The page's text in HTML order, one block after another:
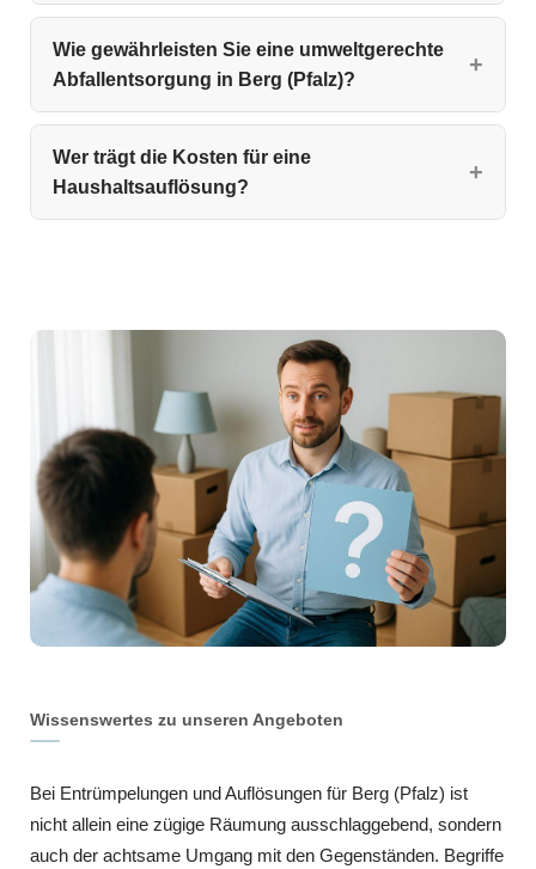
Wie gewährleisten Sie eine umweltgerechte
Abfallentsorgung in Berg (Pfalz)?
Wer trägt die Kosten für eine
Haushaltsauflösung?
Wissenswertes zu unseren Angeboten
Bei Entrümpelungen und Auflösungen für Berg (Pfalz) ist
nicht allein eine zügige Räumung ausschlaggebend, sondern
auch der achtsame Umgang mit den Gegenständen. Begriffe